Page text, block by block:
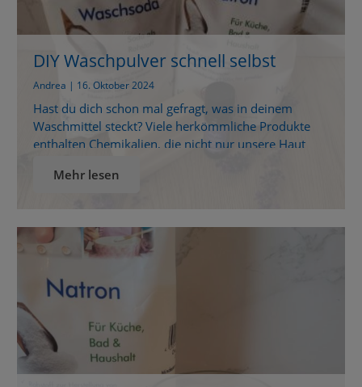
DIY Waschpulver schnell selbst
gemacht
Andrea | 16. Oktober 2024
Hast du dich schon mal gefragt, was in deinem
Waschmittel steckt? Viele herkömmliche Produkte
enthalten Chemikalien, die nicht nur unsere Haut
gibt es eine einfache, natürliche Alternative:
ist aber kinderleicht, spart Geld und reduziert
Verpackungsmüll. Mit nur wenigen Hausmitteln
kannst du dein […]
Mehr lesen